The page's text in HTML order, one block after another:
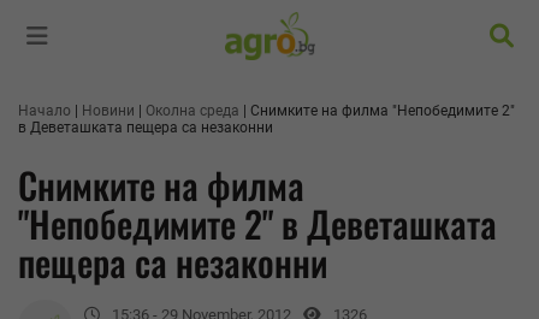
Начало Новини Околна среда
Снимките на филма "Непобедимите 2"
в Деветашката пещера са незаконни
Снимките на филма
"Непобедимите 2" в Деветашката
пещера са незаконни
15:36 - 29 November, 2012 1326